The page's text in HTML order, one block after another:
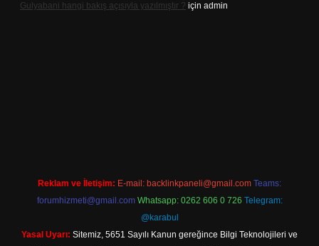
Gulyabani hangi bakış açısıyla yazılmıştır ? için admin
Reklam ve İletişim: E-mail: backlinkpaneli@gmail.com Teams:
forumhizmeti@gmail.com Whatsapp: 0262 606 0 726 Telegram:
@karabul
Yasal Uyarı: Sitemiz, 5651 Sayılı Kanun gereğince Bilgi Teknolojileri ve